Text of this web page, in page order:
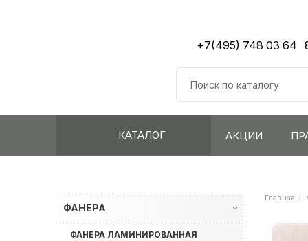
+7(495) 748 03 64
КАТАЛОГ АКЦИИ
ФАНЕРА ›
ФАНЕРА ЛАМИНИРОВАННАЯ
Главная